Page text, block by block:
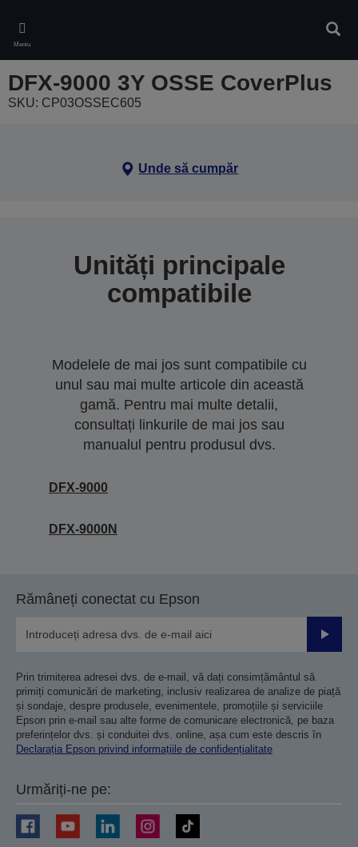
main
content
Meniu
DFX-9000 3Y OSSE CoverPlus
SKU: CP03OSSEC605
Unde să cumpăr
Unități principale
compatibile
Modelele de mai jos sunt compatibile cu
unul sau mai multe articole din această
gamă. Pentru mai multe detalii,
consultați linkurile de mai jos sau
manualul pentru produsul dvs.
DFX-9000
DFX-9000N
Rămâneți conectat cu Epson
Prin trimiterea adresei dvs. de e-mail, vă dați consimțământul să
primiți comunicări de marketing, inclusiv realizarea de analize de piață
și sondaje, despre produsele, evenimentele, promoțiile și serviciile
Epson prin e-mail sau alte forme de comunicare electronică, pe baza
preferințelor dvs. și conduitei dvs. online, așa cum este descris în
Declarația Epson privind informațiile de confidențialitate
Urmăriți-ne pe: